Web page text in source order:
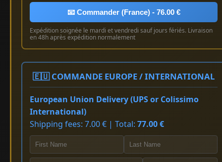
📧 Commander (France) - 76.00 €
Expédition soignée le mardi et vendredi sauf jours fériés. Livraison
en 48h après expédition normalement
🇪🇺 COMMANDE EUROPE / INTERNATIONAL
European Union Delivery (UPS or Colissimo
International)
Shipping fees: 7.00 € | Total: 77.00 €